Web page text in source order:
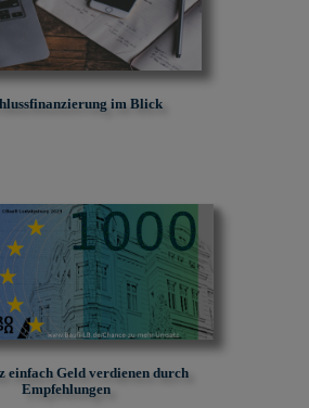
im Blick
einfach Geld verdienen durch
Empfehlungen